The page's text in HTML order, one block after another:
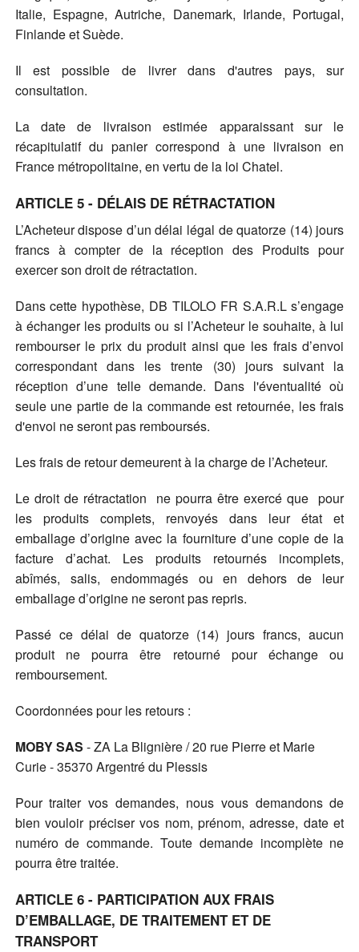
Italie, Espagne, Autriche, Danemark, Irlande, Portugal,
Finlande et Suède.
Il est possible de livrer dans d'autres pays, sur
consultation.
La date de livraison estimée apparaissant sur le
récapitulatif du panier correspond à une livraison en
France métropolitaine, en vertu de la loi Chatel.
ARTICLE 5 - DÉLAIS DE RÉTRACTATION
L’Acheteur dispose d’un délai légal de quatorze (14) jours
francs à compter de la réception des Produits pour
exercer son droit de rétractation.
Dans cette hypothèse, DB TILOLO FR S.A.R.L s’engage
à échanger les produits ou si l’Acheteur le souhaite, à lui
rembourser le prix du produit ainsi que les frais d’envoi
correspondant dans les trente (30) jours suivant la
réception d’une telle demande. Dans l'éventualité où
seule une partie de la commande est retournée, les frais
d'envoi ne seront pas remboursés.
Les frais de retour demeurent à la charge de l’Acheteur.
Le droit de rétractation ne pourra être exercé que pour
les produits complets, renvoyés dans leur état et
emballage d’origine avec la fourniture d’une copie de la
facture d’achat. Les produits retournés incomplets,
abîmés, salis, endommagés ou en dehors de leur
emballage d’origine ne seront pas repris.
Passé ce délai de quatorze (14) jours francs, aucun
produit ne pourra être retourné pour échange ou
remboursement.
Coordonnées pour les retours :
MOBY SAS - ZA La Blignière / 20 rue Pierre et Marie
Curie - 35370 Argentré du Plessis
Pour traiter vos demandes, nous vous demandons de
bien vouloir préciser vos nom, prénom, adresse, date et
numéro de commande. Toute demande incomplète ne
pourra être traitée.
ARTICLE 6 - PARTICIPATION AUX FRAIS
D’EMBALLAGE, DE TRAITEMENT ET DE
TRANSPORT